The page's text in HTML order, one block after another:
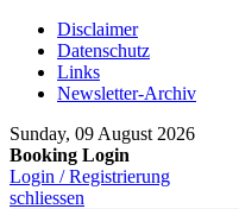
Disclaimer
Datenschutz
Links
Newsletter-Archiv
Sunday, 09 August 2026
Booking Login
Login / Registrierung
schliessen